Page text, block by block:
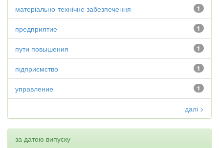
1
матеріально-технічне забезпечення
1
предприятие
1
пути повышения
1
підприємство
1
управление
далі >
за датою випуску